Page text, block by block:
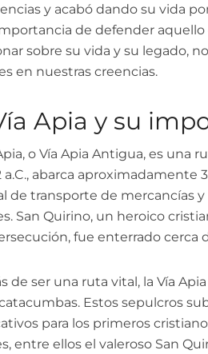
y acabó dando su vida
de defender
sobre su vida y su legado,
en nuestras creencias.
Apia y su
o Vía Apia Antigua, es
a.C., abarca
de transporte de mercancías
San Quirino, un heroico
fue enterrado cerca
de ser una ruta vital, la Vía
Estos sepulcros
para los primeros
entre ellos el valeroso San